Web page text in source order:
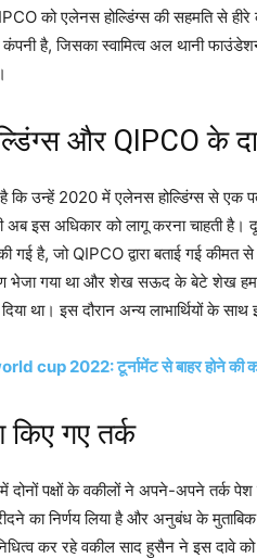
को एलेनस होल्डिंग्स की सहमति से हीरे
है, जिसका स्वामित्व अल थानी
और QIPCO के
कि उन्हें 2020 में एलेनस होल्डिंग्स से एक
अब इस अधिकार को लागू करना चाहती है।
गई है, जो QIPCO द्वारा बताई गई
भेजा गया था और शेख सऊद के बेटे शेख
था। इस दौरान अन्य लाभार्थियों के साथ
cup 2022: टूर्नामेंट से बाहर होने की
किए गए तर्क
में दोनों पक्षों के वकीलों ने अपने-अपने
का निर्णय लिया है और अनुबंध के
कर रहे वकील साद हुसैन ने इस दावे